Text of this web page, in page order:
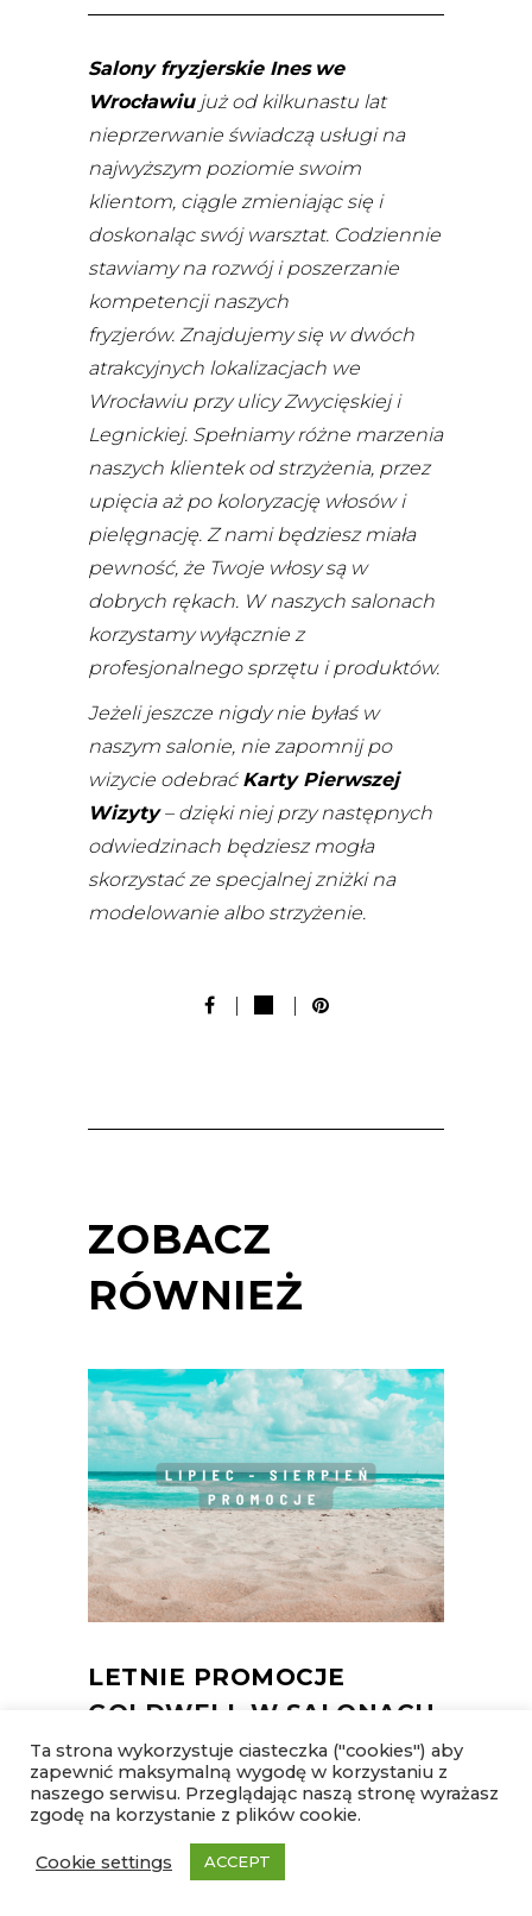
Salony fryzjerskie Ines we
Wrocławiujuż od kilkunastu lat
nieprzerwanie świadczą usługi na
najwyższym poziomie swoim
klientom, ciągle zmieniając się i
doskonaląc swój warsztat. Codziennie
stawiamy na rozwój i poszerzanie
kompetencji naszych
fryzjerów. Znajdujemy się w dwóch
atrakcyjnych lokalizacjach we
Wrocławiu przy ulicy Zwycięskiej i
Legnickiej. Spełniamy różne marzenia
naszych klientek od strzyżenia, przez
upięcia aż po koloryzację włosów i
pielęgnację. Z nami będziesz miała
pewność, że Twoje włosy są w
dobrych rękach. W naszych salonach
korzystamy wyłącznie z
profesjonalnego sprzętu i produktów.
Jeżeli jeszcze nigdy nie byłaś w
naszym salonie, nie zapomnij po
wizycie odebrać Karty Pierwszej
Wizyty– dzięki niej przy następnych
odwiedzinach będziesz mogła
skorzystać ze specjalnej zniżki na
modelowanie albo strzyżenie.
ZOBACZ
RÓWNIEŻ
LETNIE PROMOCJE
GOLDWELL W SALONACH
INES. ZADBAJ O PIĘKNY
KOLOR WŁOSÓW PRZEZ
CAŁE LATO
30 CZERWCA 2026
Ta strona wykorzystuje ciasteczka ("cookies") aby
zapewnić maksymalną wygodę w korzystaniu z
naszego serwisu. Przeglądając naszą stronę wyrażasz
zgodę na korzystanie z plików cookie.
Cookie settings ACCEPT